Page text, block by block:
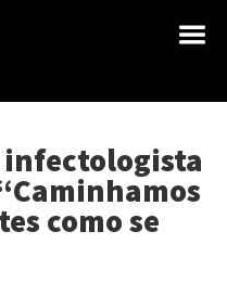
como se